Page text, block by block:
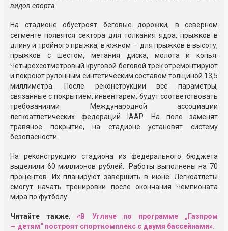
видов спорта.
На стадионе обустроят беговые дорожки, в северном
сегменте появятся сектора для толкания ядра, прыжков в
длину и тройного прыжка, в южном — для прыжков в высоту,
прыжков с шестом, метания диска, молота и копья.
Четырехсотметровый круговой беговой трек отремонтируют
и покроют рулонным синтетическим составом толщиной 13,5
миллиметра. После реконструкции все параметры,
связанные с покрытием, инвентарем, будут соответствовать
требованиями Международной ассоциации
легкоатлетических федераций IААР. На поле заменят
травяное покрытие, на стадионе установят систему
безопасности.
На реконструкцию стадиона из федерального бюджета
выделили 60 миллионов рублей.. Работы выполнены на 70
процентов. Их планируют завершить в июне. Легкоатлеты
смогут начать тренировки после окончания Чемпионата
мира по футболу.
Читайте также:«В Угличе по программе „Газпром
— детям“ построят спорткомплекс с двумя бассейнами».